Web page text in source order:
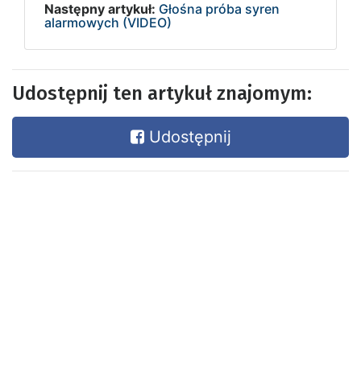
Następny artykuł: Głośna próba syren
alarmowych (VIDEO)
Udostępnij ten artykuł znajomym:
Udostępnij